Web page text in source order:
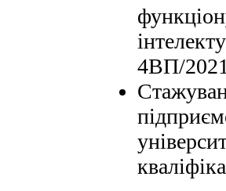
4ВП/